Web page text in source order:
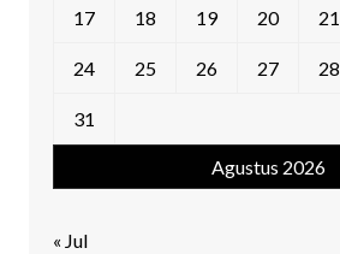
Agustus 2026
17 18 19 20 21
24 25 26 27 28
31
« Jul